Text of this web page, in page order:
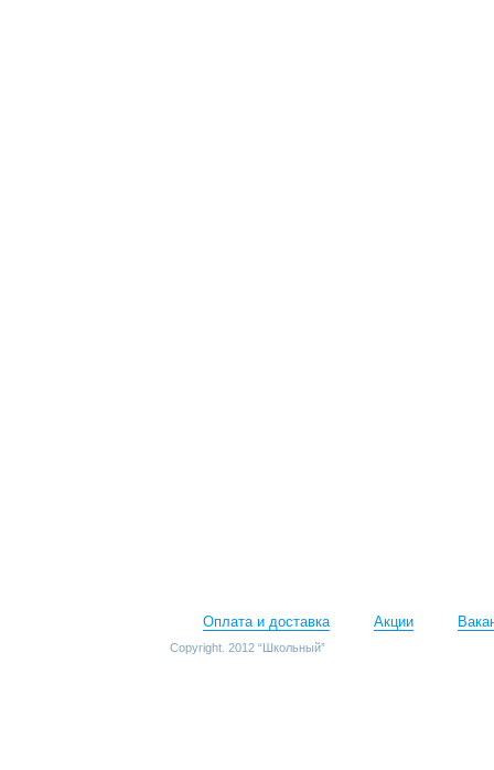
Оплата и доставка Акции
Copyright. 2012 “Школьный”